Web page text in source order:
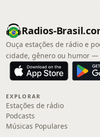
Radios-
Ouça estações de rádio e
cidade, gênero ou humor
EXPLORAR
Estações de rádio
Podcasts
Músicas Populares